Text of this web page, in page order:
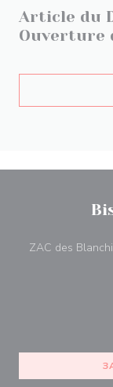
Article du
Ouverture
ZAC des